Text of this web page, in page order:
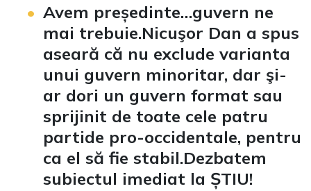
Avem președinte…guvern ne
mai trebuie.Nicuşor Dan a spus
aseară că nu exclude varianta
unui guvern minoritar, dar şi-
ar dori un guvern format sau
sprijinit de toate cele patru
partide pro-occidentale, pentru
ca el să fie stabil.Dezbatem
subiectul imediat la ȘTIU!